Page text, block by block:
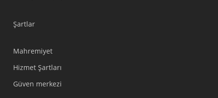
Şartlar
Mahremiyet
Hizmet Şartları
Güven merkezi